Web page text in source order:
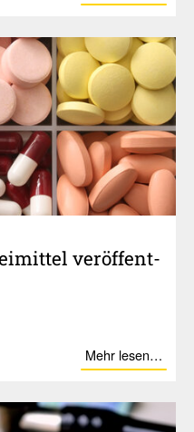
veröf­fent­
Mehr lesen…